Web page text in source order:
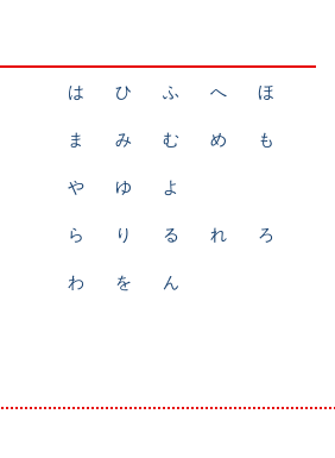
は ひ ふ へ ほ
ま み む め も
や ゆ よ
ら り る れ ろ
わ を ん